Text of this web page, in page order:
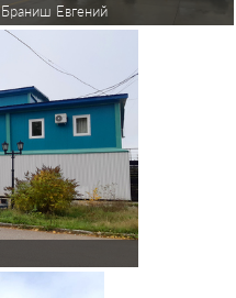
Браниш Евгений